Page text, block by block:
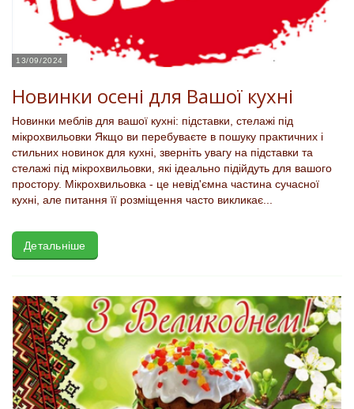
13/09/2024
Новинки осені для Вашої кухні
Новинки меблів для вашої кухні: підставки, стелажі під
мікрохвильовки Якщо ви перебуваєте в пошуку практичних і
стильних новинок для кухні, зверніть увагу на підставки та
стелажі під мікрохвильовки, які ідеально підійдуть для вашого
простору. Мікрохвильовка - це невід'ємна частина сучасної
кухні, але питання її розміщення часто викликає...
Детальніше